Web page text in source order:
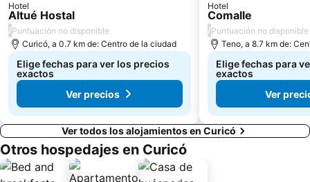
Hotel
Altué Hostal
/Puntuación no disponible
Curicó, a 0.7 km de: Centro de la ciudad
Elige fechas para ver los precios
exactos
Ver precios
Hotel
Comalle
/Puntuación no disponible
Teno, a 8.7 km de:
Elige fechas para
exactos
Ver
Ver todos los alojamientos en Curicó
Otros hospedajes en Curicó